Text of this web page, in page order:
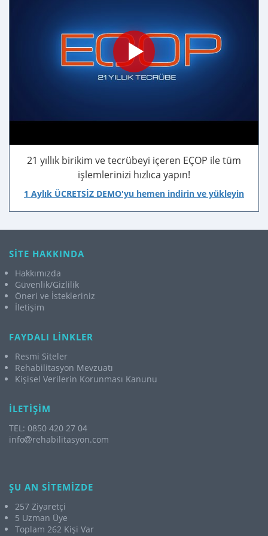
21 yıllık birikim ve tecrübeyi içeren EÇOP ile tüm
işlemlerinizi hızlıca yapın!
1 Aylık ÜCRETSİZ DEMO'yu hemen indirin ve yükleyin
SİTE HAKKINDA
Hakkımızda
Güvenlik/Gizlilik
Öneri ve İstekleriniz
İletişim
FAYDALI LİNKLER
Resmi Siteler
Rehabilitasyon Mevzuatı
Kişisel Verilerin Korunması Kanunu
İLETİŞİM
TEL: 0850 420 27 04
info
rehabilitasyon.com
ŞU AN SİTEMİZDE
257 Ziyaretçi
5 Uzman Üye
Toplam 262 Kişi Var